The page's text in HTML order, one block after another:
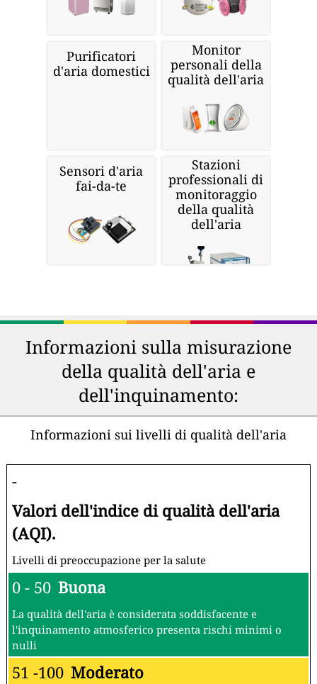
Purificatori
d'aria domestici
Monitor
personali della
qualità dell'aria
Sensori d'aria
fai-da-te
Stazioni
professionali di
monitoraggio
della qualità
dell'aria
Informazioni sulla misurazione
della qualità dell'aria e
dell'inquinamento:
Informazioni sui livelli di qualità dell'aria
-
Valori dell'indice di qualità dell'aria
(AQI).
Livelli di preoccupazione per la salute
0 - 50 Buona
La qualità dell'aria è considerata soddisfacente e
l'inquinamento atmosferico presenta rischi minimi o
nulli
51 -100 Moderato